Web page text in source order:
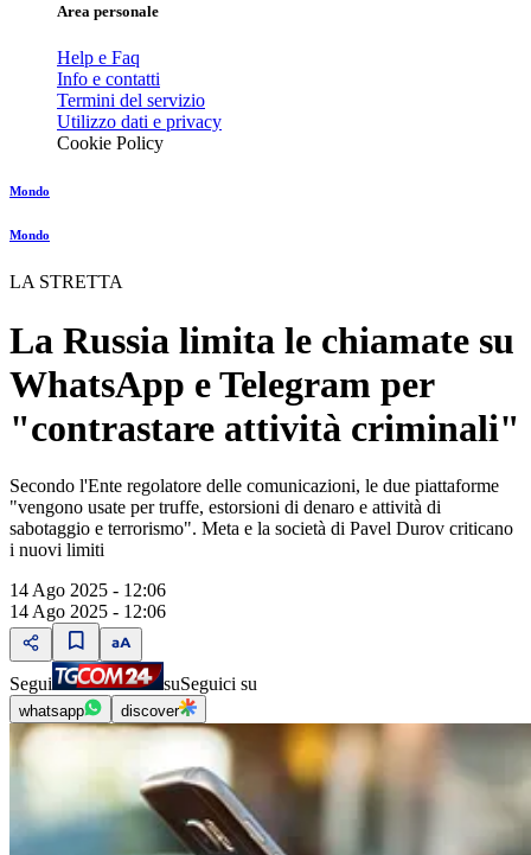
Area personale
Help e Faq
Info e contatti
Termini del servizio
Utilizzo dati e privacy
Cookie Policy
Mondo
Mondo
LA STRETTA
La Russia limita le chiamate su
WhatsApp e Telegram per
"contrastare attività criminali"
Secondo l'Ente regolatore delle comunicazioni, le due piattaforme
"vengono usate per truffe, estorsioni di denaro e attività di
sabotaggio e terrorismo". Meta e la società di Pavel Durov criticano
i nuovi limiti
14 Ago 2025 - 12:06
14 Ago 2025 - 12:06
Segui suSeguici su
whatsapp discover